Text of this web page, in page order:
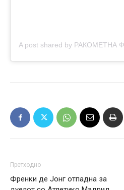
Претходно
Френки де Јонг отпадна за